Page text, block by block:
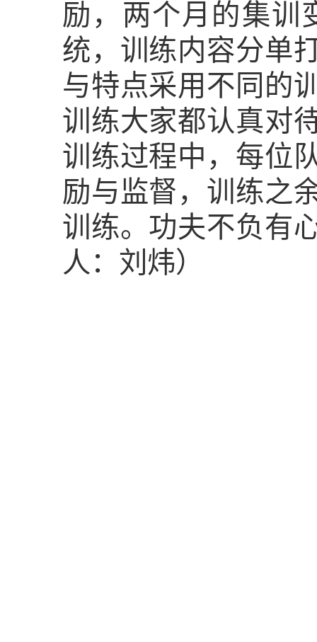
励，两个月的集训
统，训练内容分单
与特点采用不同的
训练大家都认真对
训练过程中，每位
励与监督，训练之
训练。功夫不负有
人：刘炜）